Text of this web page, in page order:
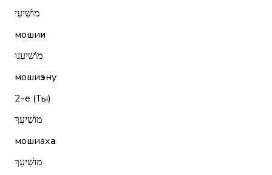
מוֹשִׁיעִי
мошии
מוֹשִׁיעֵנוּ
мошиэну
2-е (Ты)
מוֹשִׁיעֲךָ
мошиаха
מוֹשִׁיעֵךְ